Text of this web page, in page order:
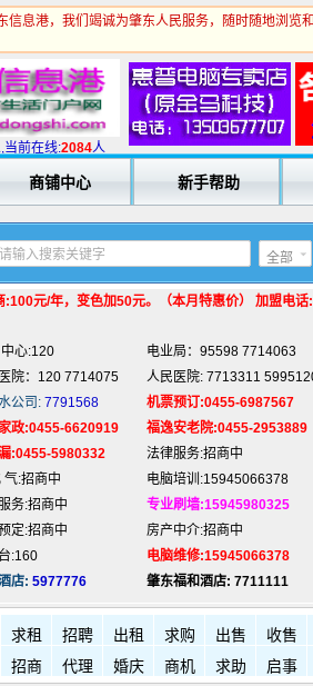
信息港，我们竭诚为肇东人民服务，随时随地浏览
当前在线:2084人
商铺中心 新手帮助
全部
:100元/年，变色加50元。（本月特惠价） 加盟电
心:120
电业局：95598 7714063
院：120 7714075
人民医院: 7713311
公司:7791568
机票预订:0455-6987567
漏:0455-5980332
法律服务:招商中
务:招商中
专业刷墙:15945980325
定:招商中
房产中介:招商中
:160
电脑维修:15945066378
心:120
电业局：95598 7714063
院：120 7714075
人民医院: 7713311
公司: 7791568
机票预订:0455-6987567
政:0455-6620919
福逸安老院:0455-2953889
:0455-5980332
法律服务:招商中
气:招商中
电脑培训:15945066378
务:招商中
专业刷墙:15945980325
定:招商中
房产中介:招商中
:160
电脑维修:15945066378
店: 5977776 肇东福和酒店: 7711111
求租 招聘 出租 求购 出售
收售
招商 代理 婚庆 商机 求助 启事